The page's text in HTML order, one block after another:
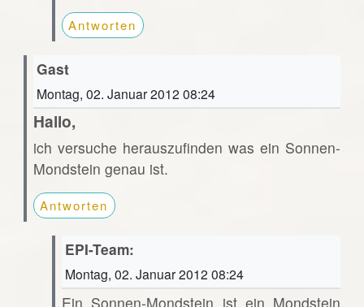
Antworten
Gast
Montag, 02. Januar 2012 08:24
Hallo,
ich versuche herauszufinden was ein Sonnen-
Mondstein genau ist.
Antworten
EPI-Team:
Montag, 02. Januar 2012 08:24
Ein Sonnen-Mondstein ist ein Mondstein